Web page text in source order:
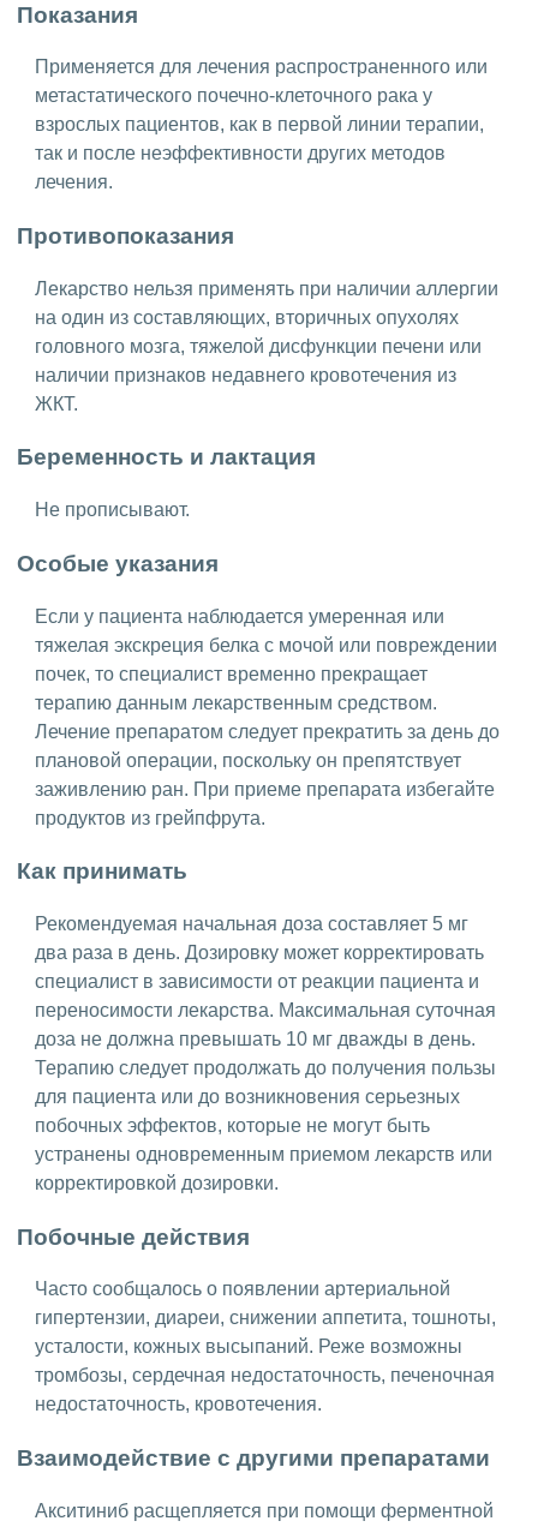
Показания
Применяется для лечения распространенного или
метастатического почечно-клеточного рака у
взрослых пациентов, как в первой линии терапии,
так и после неэффективности других методов
лечения.
Противопоказания
Лекарство нельзя применять при наличии аллергии
на один из составляющих, вторичных опухолях
головного мозга, тяжелой дисфункции печени или
наличии признаков недавнего кровотечения из
ЖКТ.
Беременность и лактация
Не прописывают.
Особые указания
Если у пациента наблюдается умеренная или
тяжелая экскреция белка с мочой или повреждении
почек, то специалист временно прекращает
терапию данным лекарственным средством.
Лечение препаратом следует прекратить за день до
плановой операции, поскольку он препятствует
заживлению ран. При приеме препарата избегайте
продуктов из грейпфрута.
Как принимать
Рекомендуемая начальная доза составляет 5 мг
два раза в день. Дозировку может корректировать
специалист в зависимости от реакции пациента и
переносимости лекарства. Максимальная суточная
доза не должна превышать 10 мг дважды в день.
Терапию следует продолжать до получения пользы
для пациента или до возникновения серьезных
побочных эффектов, которые не могут быть
устранены одновременным приемом лекарств или
корректировкой дозировки.
Побочные действия
Часто сообщалось о появлении артериальной
гипертензии, диареи, снижении аппетита, тошноты,
усталости, кожных высыпаний. Реже возможны
тромбозы, сердечная недостаточность, печеночная
недостаточность, кровотечения.
Взаимодействие с другими препаратами
Акситиниб расщепляется при помощи ферментной